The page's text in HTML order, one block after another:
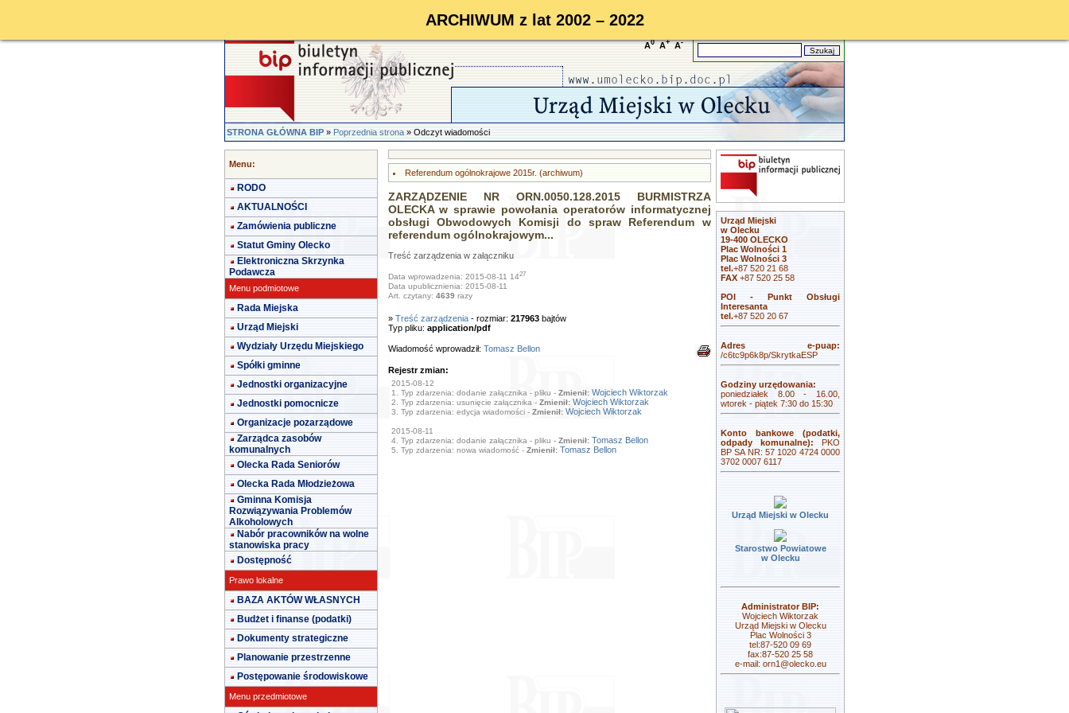
ARCHIWUM z lat 2002 – 2022
A0 A+ A-
STRONA GŁÓWNA BIP»Poprzednia strona» Odczyt wiadomości
Menu:
RODO
AKTUALNOŚCI
Zamówienia publiczne
Statut Gminy Olecko
Elektroniczna Skrzynka
Podawcza
Menu podmiotowe
Rada Miejska
Urząd Miejski
Wydziały Urzędu Miejskiego
Spółki gminne
Jednostki organizacyjne
Jednostki pomocnicze
Organizacje pozarządowe
Zarządca zasobów
komunalnych
Olecka Rada Seniorów
Olecka Rada Młodzieżowa
Gminna Komisja
Rozwiązywania Problemów
Alkoholowych
Nabór pracowników na wolne
stanowiska pracy
Dostępność
Prawo lokalne
BAZA AKTÓW WŁASNYCH
Budżet i finanse (podatki)
Dokumenty strategiczne
Planowanie przestrzenne
Postępowanie środowiskowe
Menu przedmiotowe
Referendum ogólnokrajowe 2015r. (archiwum)
ZARZĄDZENIE NR ORN.0050.128.2015 BURMISTRZA
OLECKA w sprawie powołania operatorów informatycznej
obsługi Obwodowych Komisji do spraw Referendum w
referendum ogólnokrajowym...
Treść zarządzenia w załączniku
Data wprowadzenia: 2015-08-11 1427
Data upublicznienia: 2015-08-11
Art. czytany: 4639 razy
» Treść zarządzenia- rozmiar: 217963bajtów
Typ pliku: application/pdf
Wiadomość wprowadził: Tomasz Bellon
Rejestr zmian:
2015-08-12
1. Typ zdarzenia: dodanie załącznika - pliku - Zmienił: Wojciech Wiktorzak
2. Typ zdarzenia: usunięcie załącznika - Zmienił: Wojciech Wiktorzak
3. Typ zdarzenia: edycja wiadomości - Zmienił: Wojciech Wiktorzak
2015-08-11
4. Typ zdarzenia: dodanie załącznika - pliku - Zmienił: Tomasz Bellon
5. Typ zdarzenia: nowa wiadomość - Zmienił: Tomasz Bellon
Urząd Miejski
w Olecku
19-400 OLECKO
Plac Wolności 1
Plac Wolności 3
tel.+87 520 21 68
FAX +87 520 25 58
POI - Punkt Obsługi
Interesanta
tel.+87 520 20 67
Adres e-puap:
/c6tc9p6k8p/SkrytkaESP
Godziny urzędowania:
poniedziałek 8.00 - 16.00,
wtorek - piątek 7:30 do 15:30
Konto bankowe (podatki,
odpady komunalne): PKO
BP SA NR: 57 1020 4724 0000
3702 0007 6117
Urząd Miejski w Olecku
Starostwo Powiatowe
w Olecku
Administrator BIP:
Wojciech Wiktorzak
Urząd Miejski w Olecku
Plac Wolności 3
tel:87-520 09 69
fax:87-520 25 58
e-mail: orn1@olecko.eu